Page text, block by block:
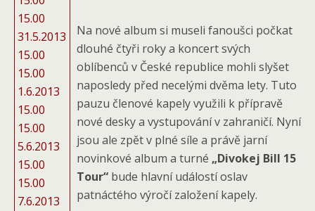
15.00
31.5.2013
15.00
15.00
1.6.2013
15.00
15.00
5.6.2013
15.00
15.00
7.6.2013
Na nové album si museli fanoušci počkat
dlouhé čtyři roky a koncert svých
oblíbenců v České republice mohli slyšet
naposledy před necelými dvěma lety. Tuto
pauzu členové kapely využili k přípravě
nové desky a vystupování v zahraničí. Nyní
jsou ale zpět v plné síle a právě jarní
novinkové album a turné „Divokej Bill 15
Tour“bude hlavní událostí oslav
patnáctého výročí založení kapely.